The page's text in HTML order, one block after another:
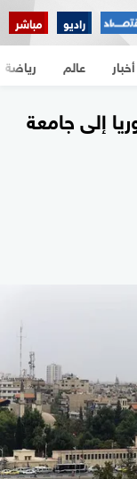
راديو مباشر
أخبار عالم رياضة
إلى جامعة